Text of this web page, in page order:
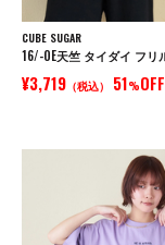
CUBE SUGAR
¥3,719 （税込） 51%OFF